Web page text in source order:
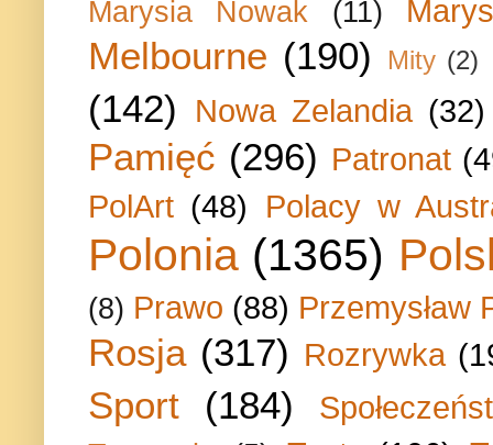
Marysia Nowak (11)
Melbourne (190) Mity (2)
(142) Nowa Zelandia (32)
Pamięć (296) Patronat
PolArt (48) Polacy w
Polonia (1365)
(8) Prawo (88) Przemysław
Rosja (317) Rozrywka
Sport (184)